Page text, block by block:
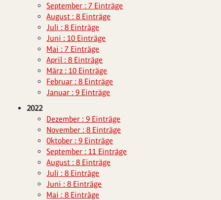
September : 7 Einträge
August : 8 Einträge
Juli : 8 Einträge
Juni : 10 Einträge
Mai : 7 Einträge
April : 8 Einträge
März : 10 Einträge
Februar : 8 Einträge
Januar : 9 Einträge
2022
Dezember : 9 Einträge
November : 8 Einträge
Oktober : 9 Einträge
September : 11 Einträge
August : 8 Einträge
Juli : 8 Einträge
Juni : 8 Einträge
Mai : 8 Einträge